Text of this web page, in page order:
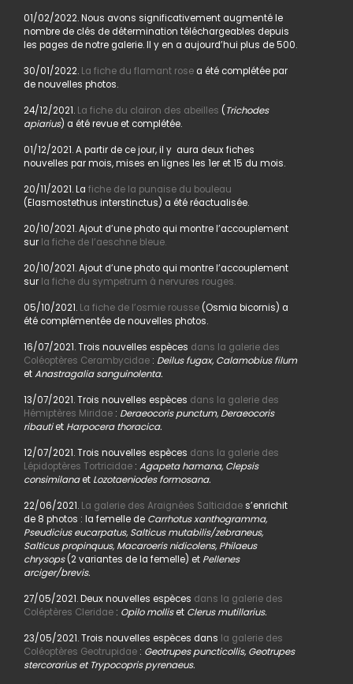
01/02/2022. Nous avons significativement augmenté le
nombre de clés de détermination téléchargeables depuis
les pages de notre galerie. Il y en a aujourd’hui plus de 500.
30/01/2022. La fiche du flamant rosea été complétée par
de nouvelles photos.
24/12/2021. La fiche du clairon des abeilles ( Trichodes
apiarius) a été revue et complétée.
01/12/2021. A partir de ce jour, il y aura deux fiches
nouvelles par mois, mises en lignes les 1er et 15 du mois.
20/11/2021. La fiche de la punaise du bouleau
(Elasmostethus interstinctus) a été réactualisée.
20/10/2021. Ajout d’une photo qui montre l’accouplement
sur la fiche de l’aeschne bleue.
20/10/2021. Ajout d’une photo qui montre l’accouplement
sur la fiche du sympetrum à nervures rouges.
05/10/2021. La fiche de l’osmie rousse(Osmia bicornis) a
été complémentée de nouvelles photos.
16/07/2021. Trois nouvelles espèces dans la galerie des
Coléoptères Cerambycidae: Deilus fugax, Calamobius filum
etAnastragalia sanguinolenta.
13/07/2021. Trois nouvelles espèces dans la galerie des
Hémiptères Miridae: Deraeocoris punctum, Deraeocoris
ribautiet Harpocera thoracica.
12/07/2021. Trois nouvelles espèces dans la galerie des
Lépidoptères Tortricidae: Agapeta hamana, Clepsis
consimilanaet Lozotaeniodes formosana.
22/06/2021. La galerie des Araignées Salticidaes’enrichit
de 8 photos : la femelle de Carrhotus xanthogramma,
Pseudicius eucarpatus, Salticus mutabilis/zebraneus,
Salticus propinquus, Macaroeris nidicolens, Philaeus
chrysops(2 variantes de la femelle) et Pellenes
arciger/brevis.
27/05/2021. Deux nouvelles espèces dans la galerie des
Coléptères Cleridae: Opilo molliset Clerus mutillarius.
23/05/2021. Trois nouvelles espèces dans la galerie des
Coléoptères Geotrupidae: Geotrupes puncticollis, Geotrupes
stercorarius et Trypocopris pyrenaeus.